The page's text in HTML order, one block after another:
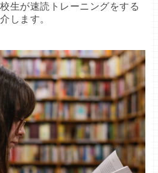
生が速読トレーニングをする
します。